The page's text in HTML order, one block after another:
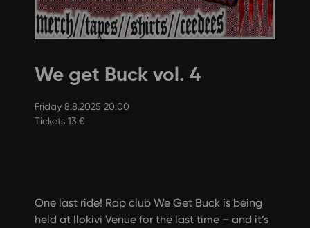
We get Buck vol. 4
Friday 8.8.2025 20:00
Tickets 13 €
One last ride! Rap club We Get Buck is being
held at Ilokivi Venue for the last time – and it’s